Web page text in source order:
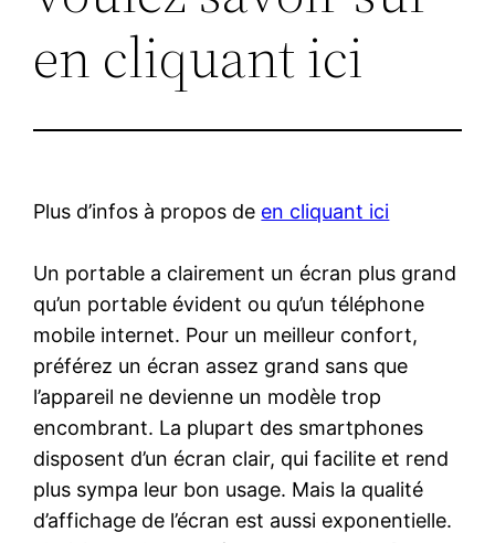
en cliquant ici
Plus d’infos à propos de en cliquant ici
Un portable a clairement un écran plus grand
qu’un portable évident ou qu’un téléphone
mobile internet. Pour un meilleur confort,
préférez un écran assez grand sans que
l’appareil ne devienne un modèle trop
encombrant. La plupart des smartphones
disposent d’un écran clair, qui facilite et rend
plus sympa leur bon usage. Mais la qualité
d’affichage de l’écran est aussi exponentielle.